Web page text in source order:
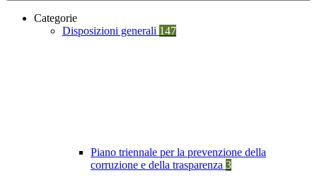
Categorie
Disposizioni generali 147
Piano triennale per la prevenzione della
corruzione e della trasparenza 3